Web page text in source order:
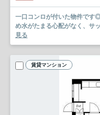
一口コンロが付いた物件です
め水がたまる心配がなく、サ
見る
賃貸マンション